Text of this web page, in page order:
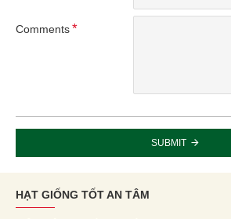
Comments
SUBMIT
HẠT GIỐNG TỐT AN TÂM